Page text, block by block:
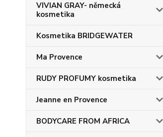
VIVIAN GRAY- německá
kosmetika
Kosmetika BRIDGEWATER
Ma Provence
RUDY PROFUMY kosmetika
Jeanne en Provence
BODYCARE FROM AFRICA